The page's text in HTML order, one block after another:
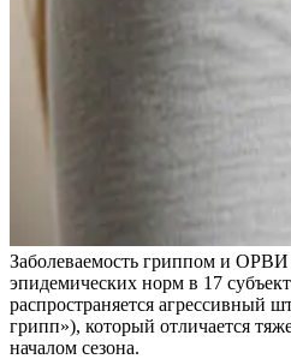
Заболеваемость гриппом и
эпидемических норм в 17
распространяется агрессивный
грипп»), который отличается
началом сезона.